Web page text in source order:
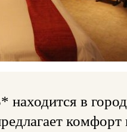
находится в